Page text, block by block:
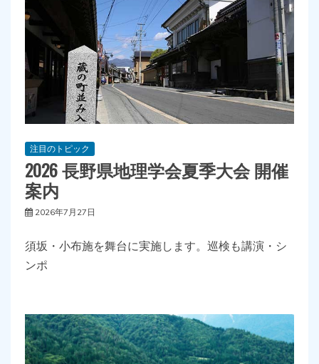
注目のトピック
2026 長野県地理学会夏季大会 開催
案内
2026年7月27日
須坂・小布施を舞台に実施します。巡検も講演・シ
ンポ